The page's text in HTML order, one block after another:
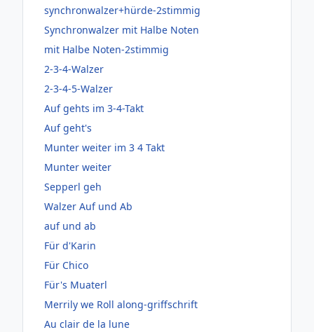
synchronwalzer+hürde-2stimmig
Synchronwalzer mit Halbe Noten
mit Halbe Noten-2stimmig
2-3-4-Walzer
2-3-4-5-Walzer
Auf gehts im 3-4-Takt
Auf geht's
Munter weiter im 3 4 Takt
Munter weiter
Sepperl geh
Walzer Auf und Ab
auf und ab
Für d'Karin
Für Chico
Für's Muaterl
Merrily we Roll along-griffschrift
Au clair de la lune